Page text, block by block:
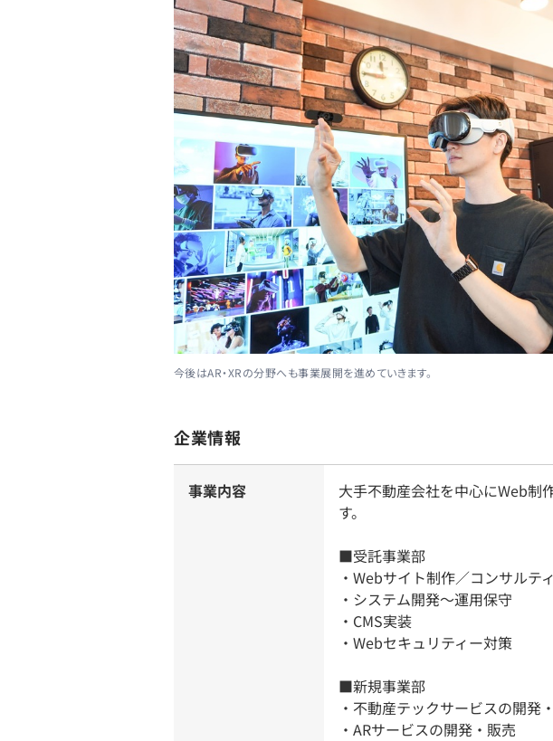
今後はAR・XRの分野へも事業展開を進めていきます。
企業情報
事業内容
大手不動産会社を中心にWeb制
す。
■受託事業部
・Webサイト制作／コンサルテ
・システム開発〜運用保守
・CMS実装
・Webセキュリティー対策
■新規事業部
・不動産テックサービスの開発
・ARサービスの開発・販売